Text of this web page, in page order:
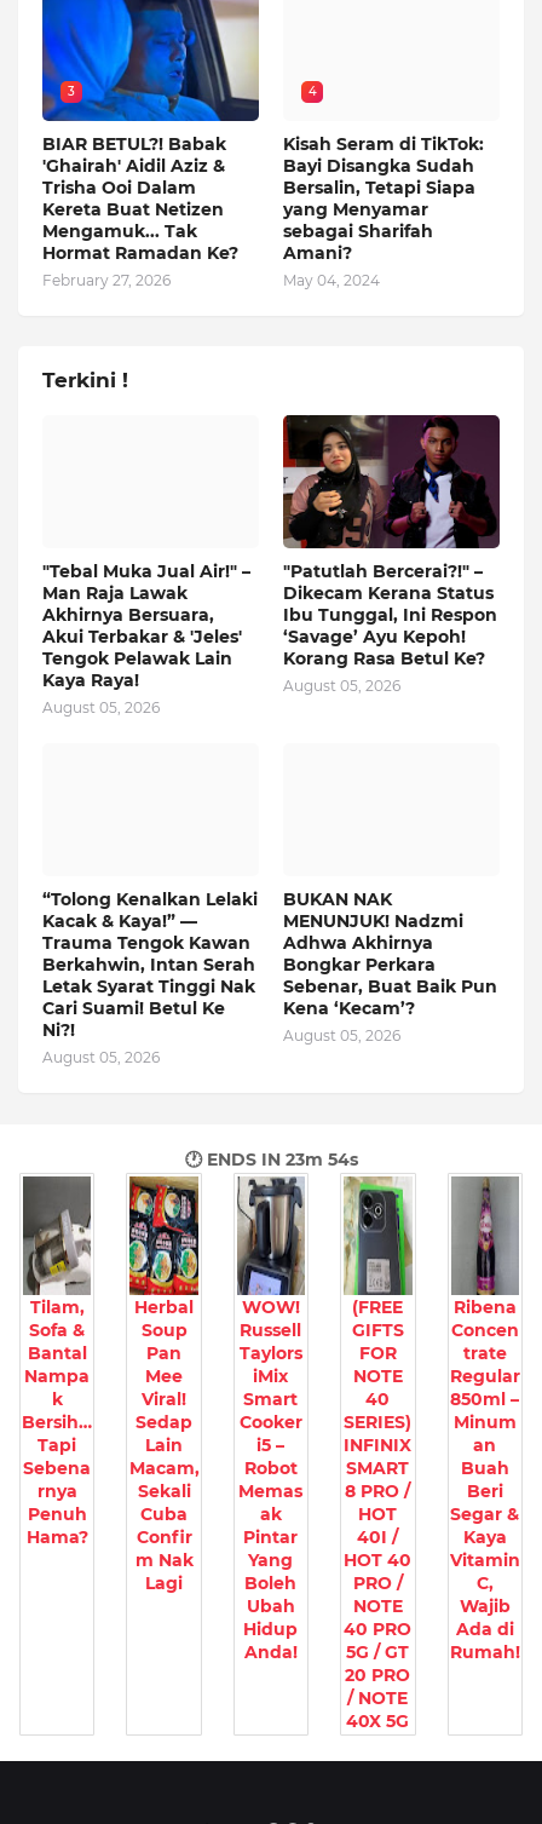
3
BIAR BETUL?! Babak
'Ghairah' Aidil Aziz &
Trisha Ooi Dalam
Kereta Buat Netizen
Mengamuk... Tak
Hormat Ramadan Ke?
February 27, 2026
4
Kisah Seram di TikTok:
Bayi Disangka Sudah
Bersalin, Tetapi Siapa
yang Menyamar
sebagai Sharifah
Amani?
May 04, 2024
Terkini !
"Tebal Muka Jual Air!" –
Man Raja Lawak
Akhirnya Bersuara,
Akui Terbakar & 'Jeles'
Tengok Pelawak Lain
Kaya Raya!
August 05, 2026
"Patutlah Bercerai?!" –
Dikecam Kerana Status
Ibu Tunggal, Ini Respon
‘Savage’ Ayu Kepoh!
Korang Rasa Betul Ke?
August 05, 2026
“Tolong Kenalkan Lelaki
Kacak & Kaya!” —
Trauma Tengok Kawan
Berkahwin, Intan Serah
Letak Syarat Tinggi Nak
Cari Suami! Betul Ke
Ni?!
August 05, 2026
BUKAN NAK
MENUNJUK! Nadzmi
Adhwa Akhirnya
Bongkar Perkara
Sebenar, Buat Baik Pun
Kena ‘Kecam’?
August 05, 2026
🕐 ENDS IN23m 53s
Tilam,
Sofa &
Bantal
Nampa
k
Bersih…
Tapi
Sebena
rnya
Penuh
Hama?
Herbal
Soup
Pan
Mee
Viral!
Sedap
Lain
Macam,
Sekali
Cuba
Confir
m Nak
Lagi
WOW!
Russell
Taylors
iMix
Smart
Cooker
i5 –
Robot
Memas
ak
Pintar
Yang
Boleh
Ubah
Hidup
Anda!
(FREE
GIFTS
FOR
NOTE
40
SERIES)
INFINIX
SMART
8 PRO /
HOT
40I /
HOT 40
PRO /
NOTE
40 PRO
5G / GT
20 PRO
/ NOTE
40X 5G
Ribena
Concen
trate
Regular
850ml –
Minum
an
Buah
Beri
Segar &
Kaya
Vitamin
C,
Wajib
Ada di
Rumah!